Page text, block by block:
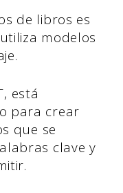
de libros es
modelos
está
para crear
que se
clave y